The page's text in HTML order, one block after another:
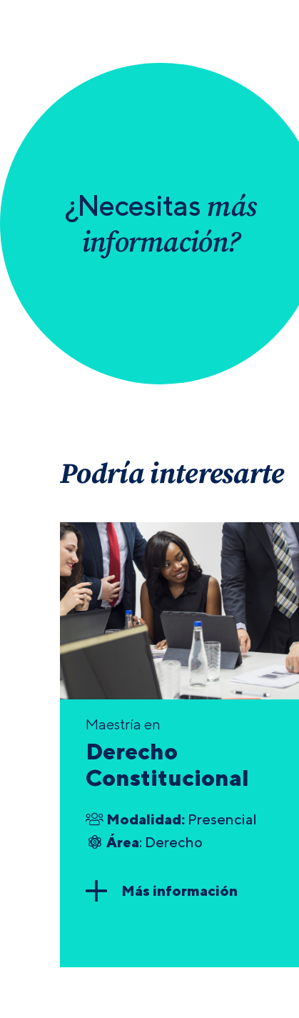
¿Necesitas más
información?
Podría interesarte
Maestría en
Derecho
Constitucional
Modalidad: Presencial
Área: Derecho
Más información